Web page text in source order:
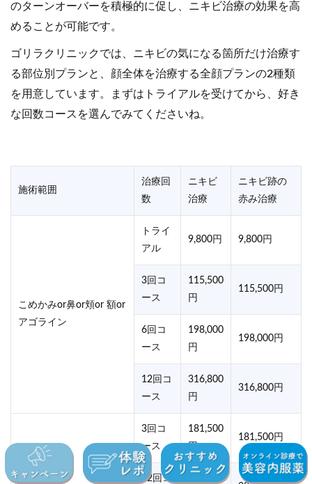
のターンオーバーを積極的に促し、ニキビ治療の効果を高
めることが可能です。
ゴリラクリニックでは、ニキビの気になる箇所だけ治療す
る部位別プランと、顔全体を治療する全顔プランの2種類
を用意しています。まずはトライアルを受けてから、好き
な回数コースを選んでみてくださいね。
施術範囲
治療回
数
ニキビ
治療
ニキビ跡の
赤み治療
こめかみor鼻or頬or 額or
アゴライン
トライ
アル
9,800円 9,800円
3回コ
ース
115,500
円
115,500円
6回コ
ース
198,000
円
198,000円
12回コ
ース
316,800
円
316,800円
3回コ
ース
181,500
181,500円
12回コ
297,000